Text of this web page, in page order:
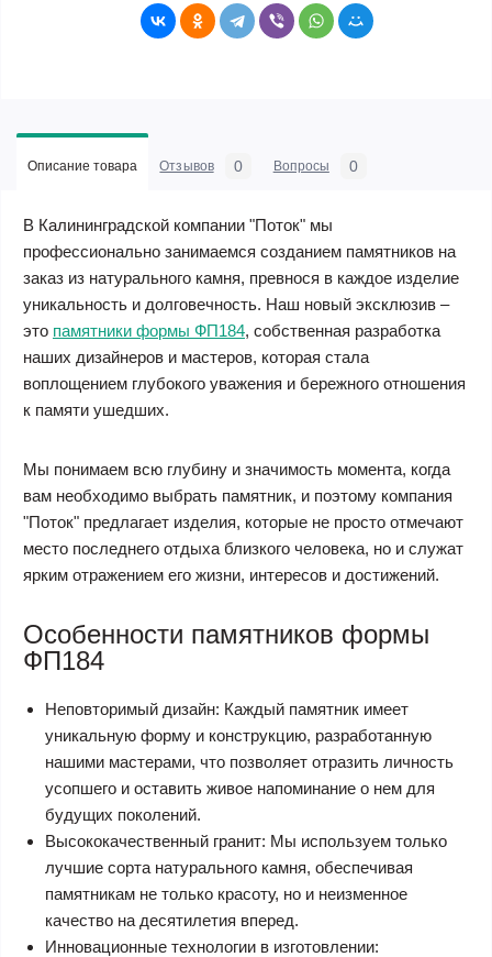
Описание товара Отзывов 0 Вопросы 0
В Калининградской компании "Поток" мы
профессионально занимаемся созданием памятников на
заказ из натурального камня, превнося в каждое изделие
уникальность и долговечность. Наш новый эксклюзив –
это памятники формы ФП184, собственная разработка
наших дизайнеров и мастеров, которая стала
воплощением глубокого уважения и бережного отношения
к памяти ушедших.
Мы понимаем всю глубину и значимость момента, когда
вам необходимо выбрать памятник, и поэтому компания
"Поток" предлагает изделия, которые не просто отмечают
место последнего отдыха близкого человека, но и служат
ярким отражением его жизни, интересов и достижений.
Особенности памятников формы
ФП184
Неповторимый дизайн: Каждый памятник имеет
уникальную форму и конструкцию, разработанную
нашими мастерами, что позволяет отразить личность
усопшего и оставить живое напоминание о нем для
будущих поколений.
Высококачественный гранит: Мы используем только
лучшие сорта натурального камня, обеспечивая
памятникам не только красоту, но и неизменное
качество на десятилетия вперед.
Инновационные технологии в изготовлении: